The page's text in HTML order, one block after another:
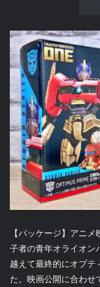
【パッケージ】アニ
子者の青年オライオン
越えて最終的にオプテ
た。映画公開に合わせ